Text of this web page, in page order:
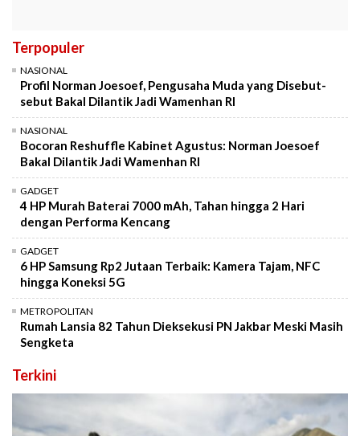
Terpopuler
NASIONAL
Profil Norman Joesoef, Pengusaha Muda yang Disebut-
sebut Bakal Dilantik Jadi Wamenhan RI
NASIONAL
Bocoran Reshuffle Kabinet Agustus: Norman Joesoef
Bakal Dilantik Jadi Wamenhan RI
GADGET
4 HP Murah Baterai 7000 mAh, Tahan hingga 2 Hari
dengan Performa Kencang
GADGET
6 HP Samsung Rp2 Jutaan Terbaik: Kamera Tajam, NFC
hingga Koneksi 5G
METROPOLITAN
Rumah Lansia 82 Tahun Dieksekusi PN Jakbar Meski Masih
Sengketa
Terkini